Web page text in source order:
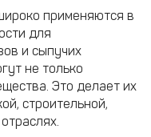
применяются в
для
и сыпучих
не только
Это делает их
строительной,